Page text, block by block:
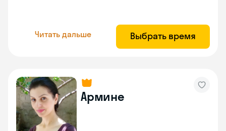
Читать дальше Выбрать время
Армине